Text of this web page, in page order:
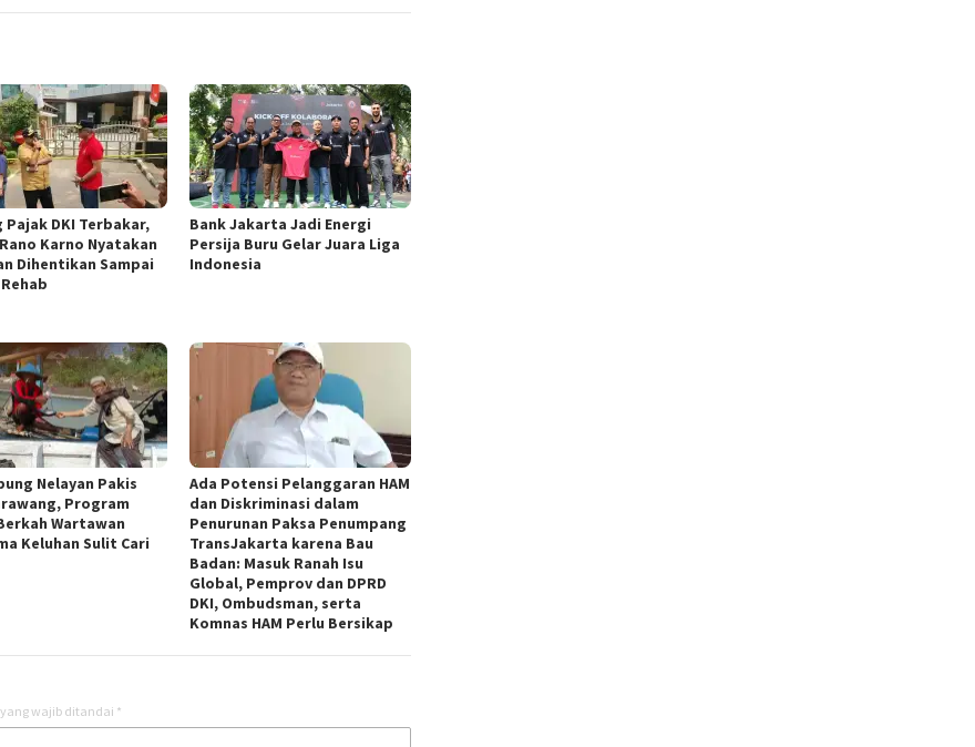
Pajak DKI Terbakar,
Karno Nyatakan
Dihentikan Sampai
Bank Jakarta Jadi Energi
Persija Buru Gelar Juara Liga
Indonesia
Nelayan Pakis
Program
Wartawan
Keluhan Sulit Cari
Ada Potensi Pelanggaran HAM
dan Diskriminasi dalam
Penurunan Paksa Penumpang
TransJakarta karena Bau
Badan: Masuk Ranah Isu
Global, Pemprov dan DPRD
DKI, Ombudsman, serta
Komnas HAM Perlu Bersikap
yang wajib ditandai *